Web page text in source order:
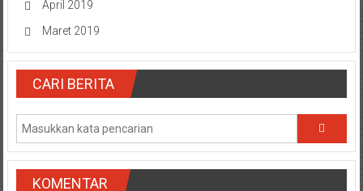
April 2019
Maret 2019
CARI BERITA
KOMENTAR